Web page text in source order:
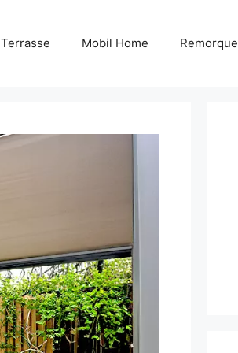
Terrasse Mobil Home Remorque